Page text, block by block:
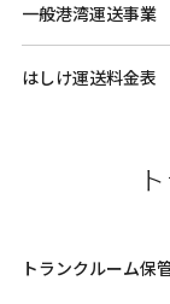
一般港湾運送事
はしけ運送料金
トランクルーム